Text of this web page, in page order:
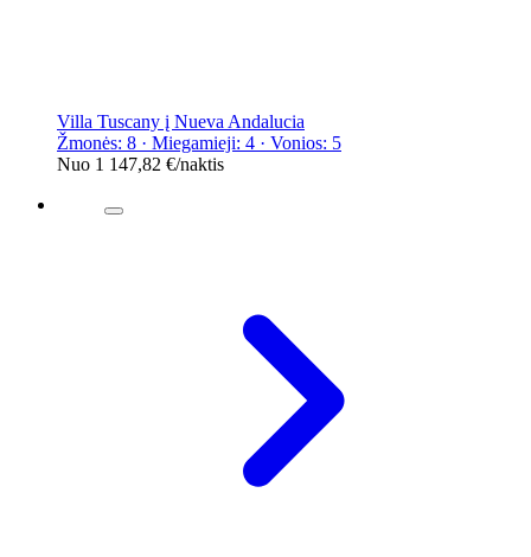
Villa Tuscany į Nueva Andalucia
Žmonės: 8 · Miegamieji: 4 · Vonios: 5
Nuo 1 147,82 €/naktis